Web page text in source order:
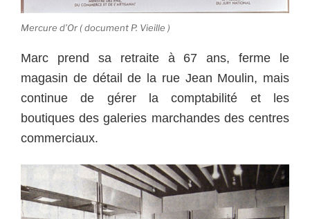
Mercure d’Or ( document P. Vieille )
Marc prend sa retraite à 67 ans, ferme le
magasin de détail de la rue Jean Moulin, mais
continue de gérer la comptabilité et les
boutiques des galeries marchandes des centres
commerciaux.